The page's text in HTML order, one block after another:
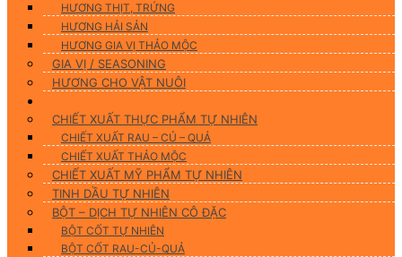
HƯƠNG THỊT, TRỨNG
HƯƠNG HẢI SẢN
HƯƠNG GIA VỊ THẢO MỘC
GIA VỊ / SEASONING
HƯƠNG CHO VẬT NUÔI
CHIẾT XUẤT THỰC PHẨM TỰ NHIÊN
CHIẾT XUẤT RAU – CỦ – QUẢ
CHIẾT XUẤT THẢO MỘC
CHIẾT XUẤT MỸ PHẨM TỰ NHIÊN
TINH DẦU TỰ NHIÊN
BỘT – DỊCH TỰ NHIÊN CÔ ĐẶC
BỘT CỐT TỰ NHIÊN
BỘT CỐT RAU-CỦ-QUẢ